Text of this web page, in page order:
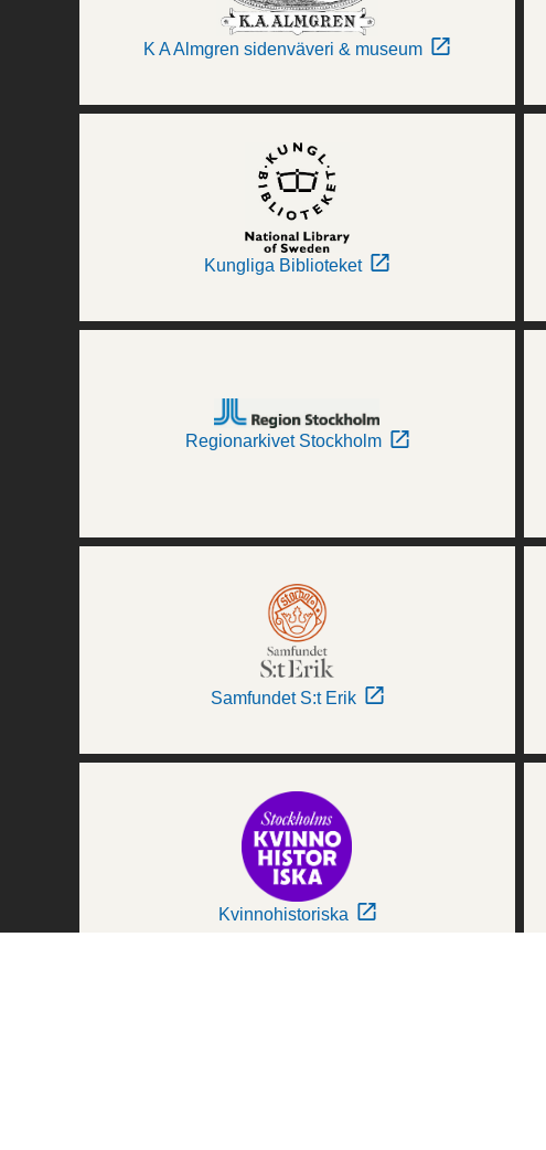
K A Almgren sidenväveri & museum
Kungliga Biblioteket
Regionarkivet Stockholm
Samfundet S:t Erik
Kvinnohistoriska